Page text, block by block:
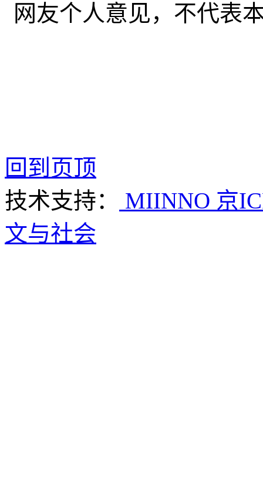
网友个人意见，不代表
回到页顶
技术支持：
MIINNO 京
文与社会